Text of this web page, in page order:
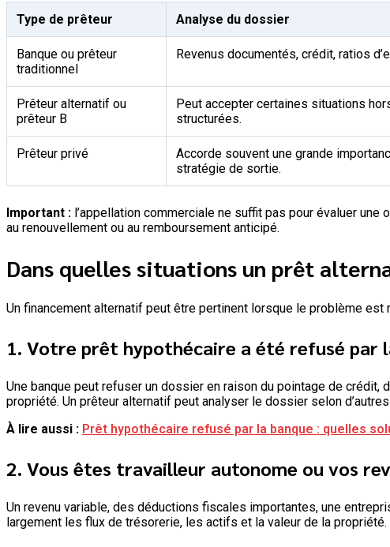
Type de prêteur Analyse du dossier
Banque ou prêteur
traditionnel
Revenus documentés, crédit, ratios
Prêteur alternatif ou
prêteur B
Peut accepter certaines situations
structurées.
Prêteur privé
Accorde souvent une grande
stratégie de sortie.
Important : l’appellation commerciale ne suffit pas pour évaluer
au renouvellement ou au remboursement anticipé.
Dans quelles situations un prêt
Un financement alternatif peut être pertinent lorsque le problème
1. Votre prêt hypothécaire a été refusé par
Une banque peut refuser un dossier en raison du pointage de crédit,
propriété. Un prêteur alternatif peut analyser le dossier selon
À lire aussi : Prêt hypothécaire refusé par la banque : quelles
2. Vous êtes travailleur autonome ou vos
Un revenu variable, des déductions fiscales importantes, une
largement les flux de trésorerie, les actifs et la valeur de la propriété.